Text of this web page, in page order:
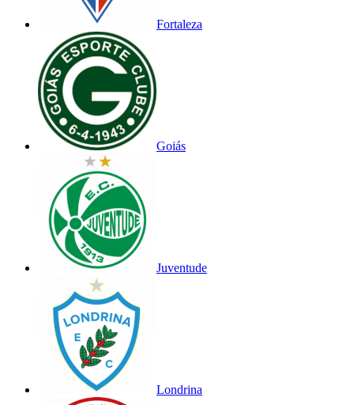
Fortaleza
Goiás
Juventude
Londrina